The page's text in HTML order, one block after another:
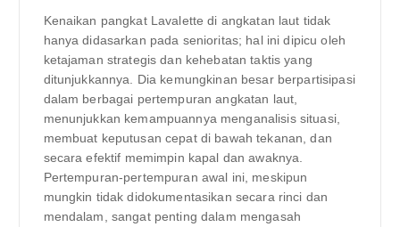
Kenaikan pangkat Lavalette di angkatan laut tidak
hanya didasarkan pada senioritas; hal ini dipicu oleh
ketajaman strategis dan kehebatan taktis yang
ditunjukkannya. Dia kemungkinan besar berpartisipasi
dalam berbagai pertempuran angkatan laut,
menunjukkan kemampuannya menganalisis situasi,
membuat keputusan cepat di bawah tekanan, dan
secara efektif memimpin kapal dan awaknya.
Pertempuran-pertempuran awal ini, meskipun
mungkin tidak didokumentasikan secara rinci dan
mendalam, sangat penting dalam mengasah